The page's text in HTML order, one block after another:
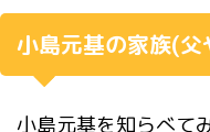
小島元基の家族(
小島元基を知らべて